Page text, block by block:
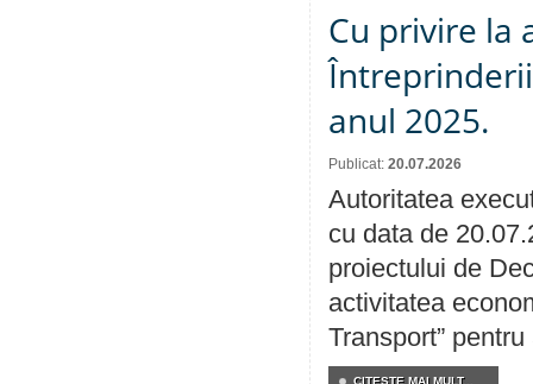
Cu privire la
anul 2025.
Publicat: 20.07.2026
Autoritatea
cu data de
proiectului de
activitatea
Transport” pentru
CITEŞTE MAI MULT...